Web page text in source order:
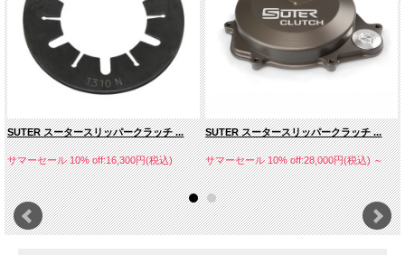
様々な特性を好みます。
非常にアグレッシブなつながりを求める人もいれば、よりソフトなつながりを求め
る人もいます。
MXラインクラッチの最大の恩恵は、稲妻のように鋭いクイックスタートとライダ
ーに合わせた完全なセッティングが行えることです。
モトクロスバイクのスタンダードクラッチは使用方法によりすぐに限界に達しま
す。ミッションの耐久性を上げるために、スタンダードクラッチはある程度の滑り
を考慮し設計されているからです。
そのため、急加速を行う場合エンジンのピークトルクが発生する時に非常にわずか
ながらクラッチが滑るのです。
トップレベルのレースでは、ミッションの耐久性よりも優れたパフォーマンスが重
要視されます。
ライダーに合わせたセッティングを行ったクラッチはもっと重要です。
SUTER スータースリッパークラッチ ...
サマーセール 10% off:16,300円(税込)
SUTER スータースリッパークラッチ ...
サマーセール 10% off:28,000円(税込)～